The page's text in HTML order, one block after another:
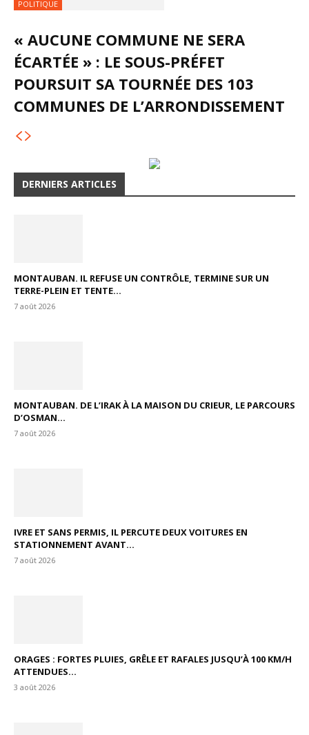
POLITIQUE
« AUCUNE COMMUNE NE SERA
ÉCARTÉE » : LE SOUS-PRÉFET
POURSUIT SA TOURNÉE DES 103
COMMUNES DE L’ARRONDISSEMENT
DERNIERS ARTICLES
MONTAUBAN. IL REFUSE UN CONTRÔLE, TERMINE SUR UN
TERRE-PLEIN ET TENTE...
7 août 2026
MONTAUBAN. DE L’IRAK À LA MAISON DU CRIEUR, LE PARCOURS
D’OSMAN...
7 août 2026
IVRE ET SANS PERMIS, IL PERCUTE DEUX VOITURES EN
STATIONNEMENT AVANT...
7 août 2026
ORAGES : FORTES PLUIES, GRÊLE ET RAFALES JUSQU’À 100 KM/H
ATTENDUES...
3 août 2026